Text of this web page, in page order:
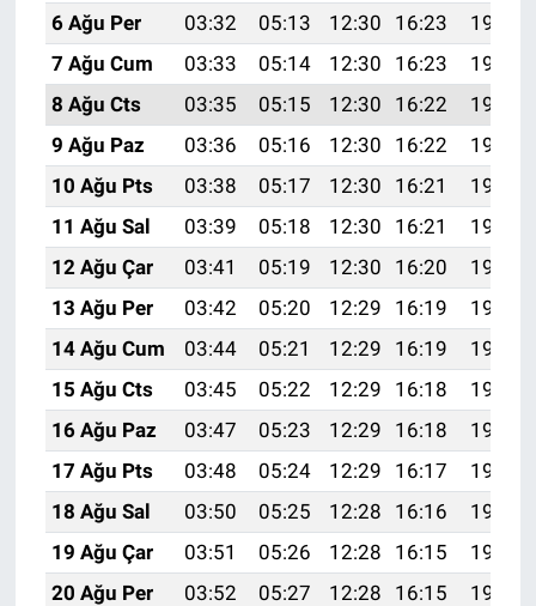
6 Ağu Per
03:32 05:13 12:30 16:23
19:38
7 Ağu Cum
03:33 05:14 12:30 16:23
19:37
8 Ağu Cts
03:35 05:15 12:30 16:22
19:35
9 Ağu Paz
03:36 05:16 12:30 16:22
19:34
10 Ağu Pts
03:38 05:17 12:30 16:21
19:33
11 Ağu Sal
03:39 05:18 12:30 16:21
19:31
12 Ağu Çar
03:41 05:19 12:30 16:20
19:30
13 Ağu Per
03:42 05:20 12:29 16:19
19:29
14 Ağu Cum
03:44 05:21 12:29 16:19
19:27
15 Ağu Cts
03:45 05:22 12:29 16:18
19:26
16 Ağu Paz
03:47 05:23 12:29 16:18
19:25
17 Ağu Pts
03:48 05:24 12:29 16:17
19:23
18 Ağu Sal
03:50 05:25 12:28 16:16
19:22
19 Ağu Çar
03:51 05:26 12:28 16:15
19:20
20 Ağu Per
03:52 05:27 12:28 16:15
19:19